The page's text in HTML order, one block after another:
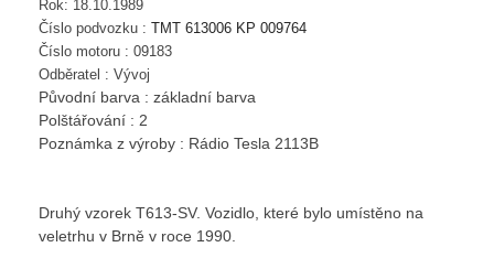
Rok: 18.10.1989
Číslo podvozku : TMT 613006 KP 009764
Číslo motoru : 09183
Odběratel : Vývoj
Původní barva : základní barva
Polštářování : 2
Poznámka z výroby : Rádio Tesla 2113B
Druhý vzorek T613-SV. Vozidlo, které bylo umístěno na
veletrhu v Brně v roce 1990.